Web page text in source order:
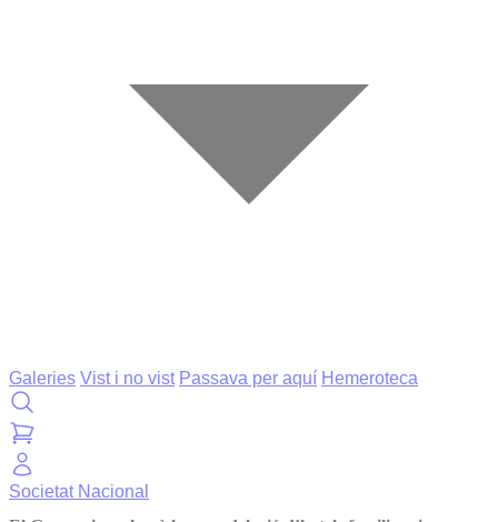
Galeries Vist i no vist Passava per aquí Hemeroteca
Societat Nacional